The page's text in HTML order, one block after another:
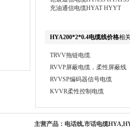
充油通信电缆HYAT HYYT
HYA200*2*0.4电缆线价格相
TRVV拖链电缆
RVVP屏蔽电缆，柔性屏蔽线
RVVSP编码器信号电缆
KVVR柔性控制电缆
主营产品： 电话线,市话电缆